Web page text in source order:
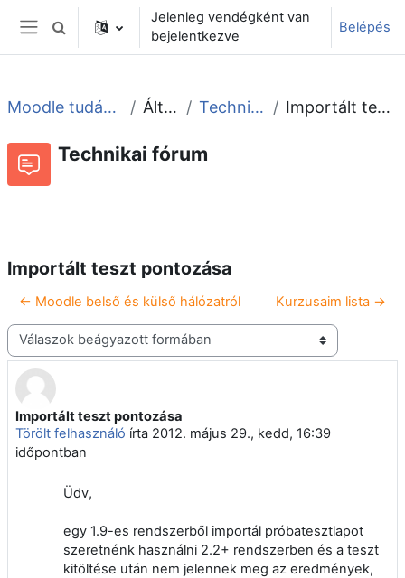
Tovább a fő tartalomhoz
Oldalpanel
Keresési bemeneti adatok váltása
Jelenleg vendégként van
bejelentkezve
Belépés
Moodle tudástár és fórum Általános Technikai fórum Importált teszt pontozása
Technikai fórum
Importált teszt pontozása
← Moodle belső és külső hálózatról Kurzusaim lista →
Megjelenítési mód
Importált teszt pontozása
Törölt felhasználó írta 2012. május 29., kedd, 16:39
időpontban
Válaszok szám: 2
Üdv,
egy 1.9-es rendszerből importál próbatesztlapot
szeretnénk használni 2.2+ rendszerben és a teszt
kitöltése után nem jelennek meg az eredmények,